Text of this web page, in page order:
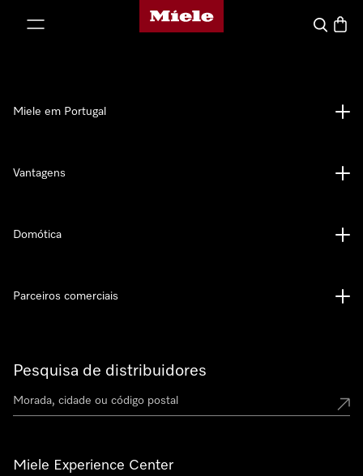
Página principal da Miele
Pesquisa
Pesquisa de distribuidores
Miele Experience Center
Miele em Portugal
Vantagens
Domótica
Parceiros comerciais